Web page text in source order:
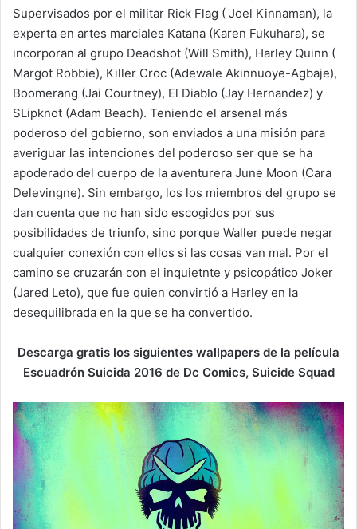
Supervisados por el militar Rick Flag ( Joel Kinnaman), la
experta en artes marciales Katana (Karen Fukuhara), se
incorporan al grupo Deadshot (Will Smith), Harley Quinn (
Margot Robbie), Killer Croc (Adewale Akinnuoye-Agbaje),
Boomerang (Jai Courtney), El Diablo (Jay Hernandez) y
SLipknot (Adam Beach). Teniendo el arsenal más
poderoso del gobierno, son enviados a una misión para
averiguar las intenciones del poderoso ser que se ha
apoderado del cuerpo de la aventurera June Moon (Cara
Delevingne). Sin embargo, los los miembros del grupo se
dan cuenta que no han sido escogidos por sus
posibilidades de triunfo, sino porque Waller puede negar
cualquier conexión con ellos si las cosas van mal. Por el
camino se cruzarán con el inquietnte y psicopático Joker
(Jared Leto), que fue quien convirtió a Harley en la
desequilibrada en la que se ha convertido.
Descarga gratis los siguientes wallpapers de la película
Escuadrón Suicida 2016 de Dc Comics, Suicide Squad